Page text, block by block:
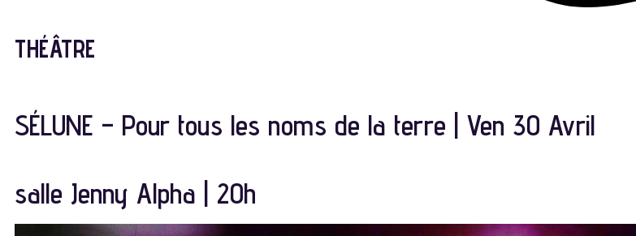
THÉÂTRE
SÉLUNE – Pour tous les noms de la terre | Ven 30 Avril
salle Jenny Alpha | 20h